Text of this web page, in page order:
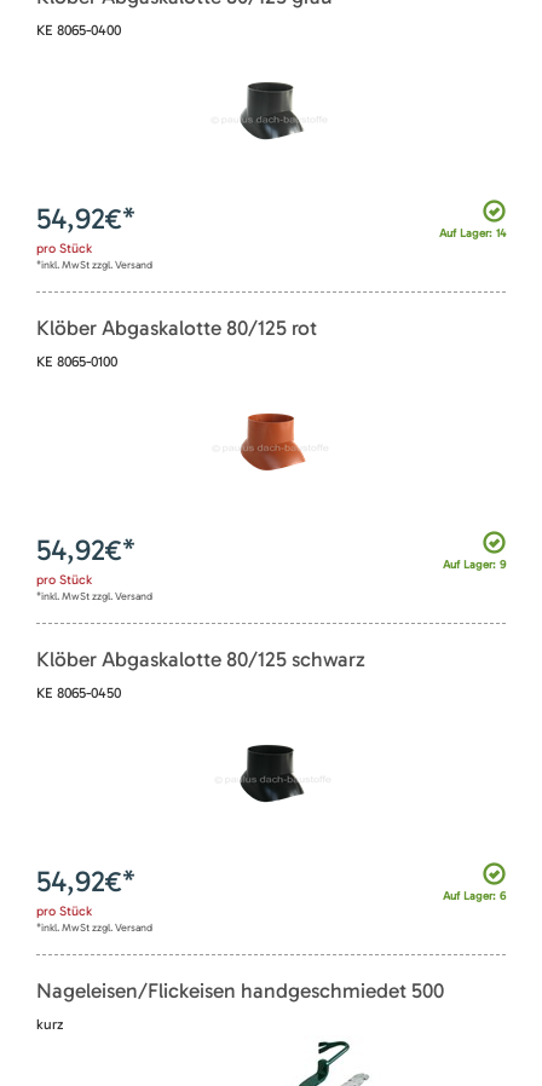
KE 8065-0400
Auf Lager: 14
54,92€*
pro Stück
*inkl. MwSt zzgl. Versand
Klöber Abgaskalotte 80/125 rot
KE 8065-0100
Auf Lager: 9
54,92€*
pro Stück
*inkl. MwSt zzgl. Versand
Klöber Abgaskalotte 80/125 schwarz
KE 8065-0450
Auf Lager: 6
54,92€*
pro Stück
*inkl. MwSt zzgl. Versand
Nageleisen/Flickeisen handgeschmiedet 500
kurz